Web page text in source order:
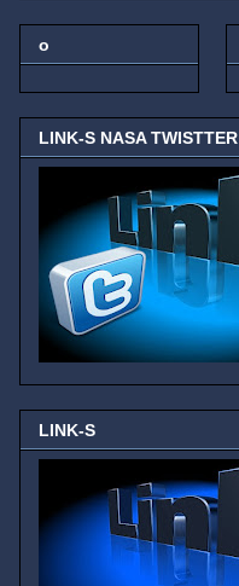
o
LINK-S NASA TWISTTER
LINK-S